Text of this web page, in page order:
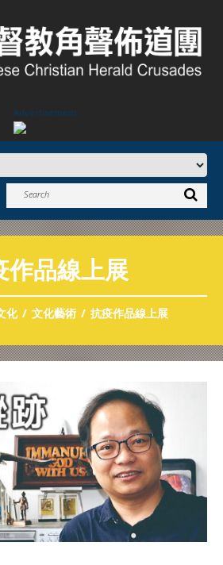
Advertisement
作品線上展
化 文化藝術 抗疫作品線上展